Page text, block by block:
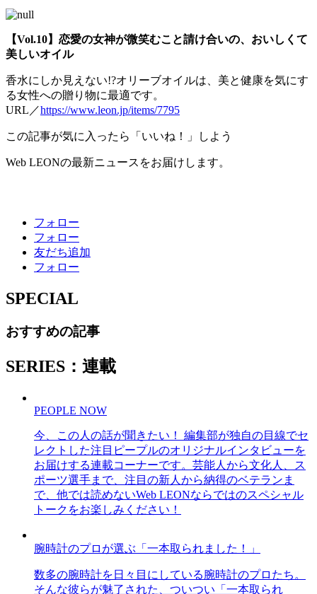
【Vol.10】恋愛の女神が微笑むこと請け合いの、おいしくて
美しいオイル
香水にしか見えない!?オリーブオイルは、美と健康を気にす
る女性への贈り物に最適です。
URL／https://www.leon.jp/items/7795
この記事が気に入ったら「いいね！」しよう
Web LEONの最新ニュースをお届けします。
フォロー
フォロー
友だち追加
フォロー
SPECIAL
おすすめの記事
SERIES：連載
PEOPLE NOW
今、この人の話が聞きたい！ 編集部が独自の目線でセ
レクトした注目ピープルのオリジナルインタビューを
お届けする連載コーナーです。芸能人から文化人、ス
ポーツ選手まで、注目の新人から納得のベテランま
で、他では読めないWeb LEONならではのスペシャル
トークをお楽しみください！
腕時計のプロが選ぶ「一本取られました！」
数多の腕時計を日々目にしている腕時計のプロたち。
そんな彼らが魅了された、ついつい「一本取られ